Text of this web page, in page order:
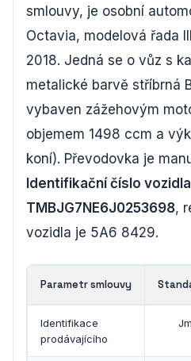
smlouvy, je osobní
Octavia, modelová řada
2018. Jedná se o vůz s
metalické barvě stříbrná
vybaven zážehovým
objemem 1498 ccm a
koní). Převodovka je
Identifikační číslo
TMBJG7NE6J0253698,
vozidla je 5A6 8429.
Parametr smlouvy
Identifikace
prodávajícího